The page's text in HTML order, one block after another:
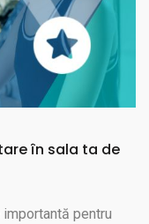
în sala ta de
pentru